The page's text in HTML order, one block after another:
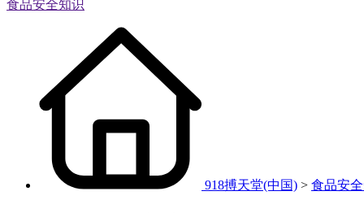
食品安全知识
918搏天堂(中国) > 食品安